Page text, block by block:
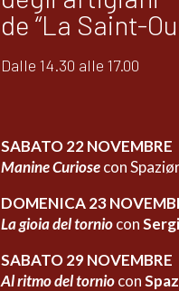
de “La Saint-
Dalle 14.30 alle 17.00
SABATO 22 NOVEMBRE
Manine Curiosecon
DOMENICA 23
La gioia del torniocon
SABATO 29 NOVEMBRE
Al ritmo del torniocon